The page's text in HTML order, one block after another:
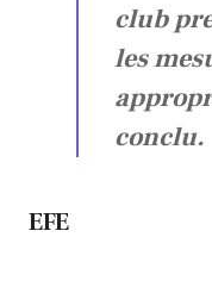
club
les
conclu.
EFE